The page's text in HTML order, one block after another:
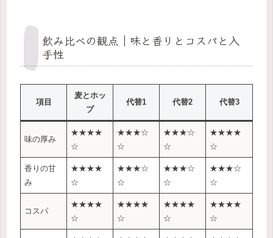
飲み比べの観点｜味と香りとコスパと入
手性
項目
麦とホッ
プ
代替1 代替2 代替3
味の厚み
★★★★
☆
★★★☆
☆
★★★☆
☆
★★★★
☆
香りの甘
み
★★★★
☆
★★★☆
☆
★★★☆
☆
★★★☆
☆
コスパ
★★★★
☆
★★★★
☆
★★★★
☆
★★★★
☆